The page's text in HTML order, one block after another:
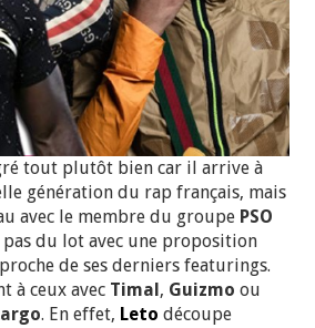
tout plutôt bien car il arrive à
génération du rap français, mais
avec le membre du groupe PSO
pas du lot avec une proposition
de ses derniers featurings.
à ceux avec Timal, Guizmo ou
. En effet, Leto découpe